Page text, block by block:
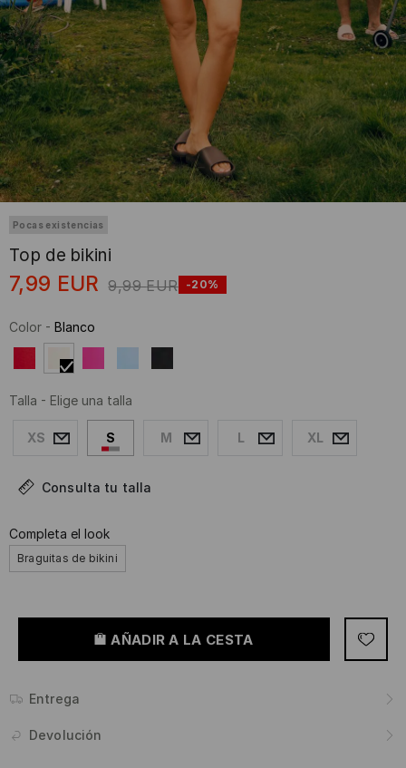
Pocas existencias
Top de bikini
7,99 EUR 9,99 EUR -20%
Color - Blanco
Talla - Elige una talla
XS S M L XL
Consulta tu talla
Completa el look
Braguitas de bikini
AÑADIR A LA CESTA
Entrega
Devolución